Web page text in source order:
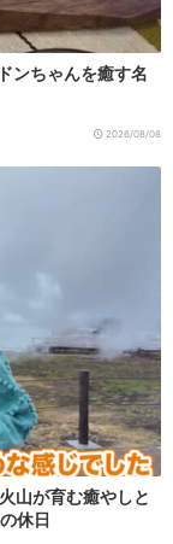
ンちゃんを癒す名
2026/08/08
山が育む癒やしと
休日